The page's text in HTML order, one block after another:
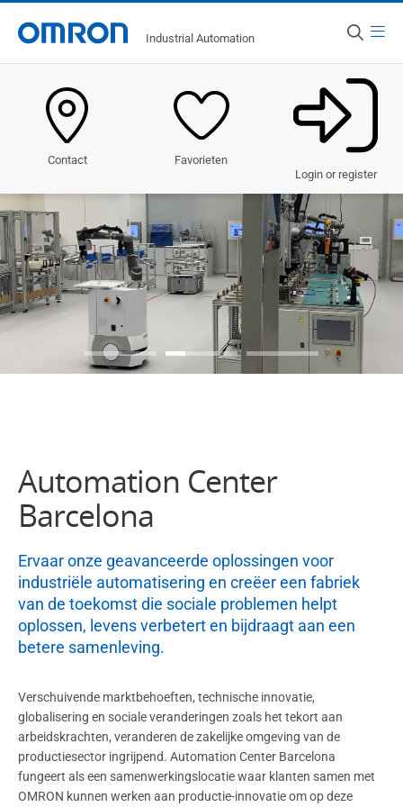
Industrial Automation
Contact
Favorieten
Login or register
Nederland
Producten
Sectoren
Service & Ondersteuning
Nieuws
Automation Center
Barcelona
Ervaar onze geavanceerde oplossingen voor
industriële automatisering en creëer een fabriek
van de toekomst die sociale problemen helpt
oplossen, levens verbetert en bijdraagt aan een
betere samenleving.
Verschuivende marktbehoeften, technische innovatie,
globalisering en sociale veranderingen zoals het tekort aan
arbeidskrachten, veranderen de zakelijke omgeving van de
productiesector ingrijpend. Automation Center Barcelona
fungeert als een samenwerkingslocatie waar klanten samen met
OMRON kunnen werken aan productie-innovatie om op deze